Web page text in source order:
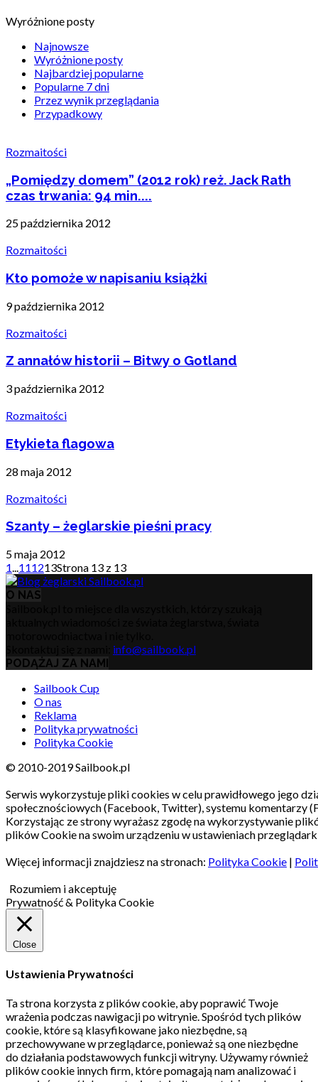
Wyróżnione posty
Najnowsze
Wyróżnione posty
Najbardziej popularne
Popularne 7 dni
Przez wynik przeglądania
Przypadkowy
Rozmaitości
„Pomiędzy domem” (2012 rok) reż. Jack Rath
czas trwania: 94 min....
25 października 2012
Rozmaitości
Kto pomoże w napisaniu książki
9 października 2012
Rozmaitości
Z annałów historii – Bitwy o Gotland
3 października 2012
Rozmaitości
Etykieta flagowa
28 maja 2012
Rozmaitości
Szanty – żeglarskie pieśni pracy
5 maja 2012
1...111213Strona 13 z 13
O NAS
info@sailbook.pl
PODĄŻAJ ZA NAMI
Sailbook Cup
O nas
Reklama
Polityka prywatności
Polityka Cookie
© 2010-2019 Sailbook.pl
Serwis wykorzystuje pliki cookies w celu prawidłowego jego
społecznościowych (Facebook, Twitter), systemu komentarzy
Korzystając ze strony wyrażasz zgodę na wykorzystywanie
plików Cookie na swoim urządzeniu w ustawieniach
Więcej informacji znajdziesz na stronach: Polityka Cookie |
Rozumiem i akceptuję
Prywatność & Polityka Cookie
Close
Ustawienia Prywatności
Ta strona korzysta z plików cookie, aby poprawić Twoje
wrażenia podczas nawigacji po witrynie. Spośród tych plików
cookie, które są klasyfikowane jako niezbędne, są
przechowywane w przeglądarce, ponieważ są one niezbędne
do działania podstawowych funkcji witryny. Używamy również
plików cookie innych firm, które pomagają nam analizować i